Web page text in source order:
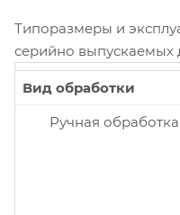
Типоразмеры и
серийно
Вид обработки
Ручная обработка